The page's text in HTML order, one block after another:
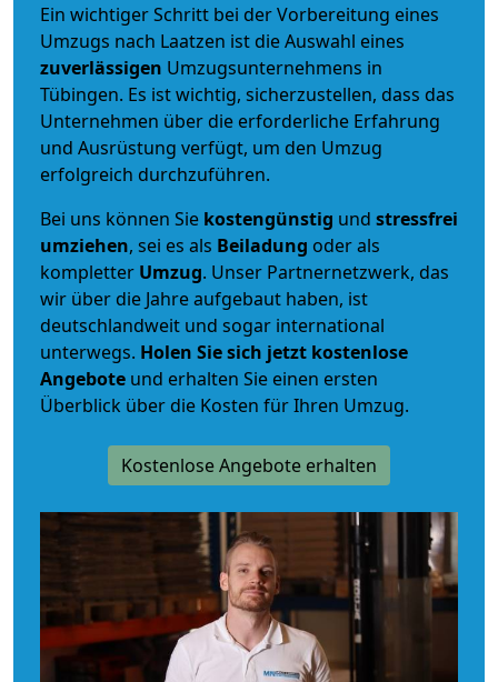
Ein wichtiger Schritt bei der Vorbereitung eines
Umzugs nach Laatzen ist die Auswahl eines
zuverlässigen Umzugsunternehmens in
Tübingen. Es ist wichtig, sicherzustellen, dass das
Unternehmen über die erforderliche Erfahrung
und Ausrüstung verfügt, um den Umzug
erfolgreich durchzuführen.
Bei uns können Sie kostengünstig und stressfrei
umziehen, sei es als Beiladung oder als
kompletter Umzug. Unser Partnernetzwerk, das
wir über die Jahre aufgebaut haben, ist
deutschlandweit und sogar international
unterwegs. Holen Sie sich jetzt kostenlose
Angebote und erhalten Sie einen ersten
Überblick über die Kosten für Ihren Umzug.
Kostenlose Angebote erhalten